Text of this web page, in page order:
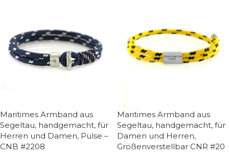
Maritimes Armband aus
Segeltau, handgemacht, für
Herren und Damen, Pulse –
CNB #2208
Maritimes Armband aus
Segeltau, handgemacht, für
Damen und Herren,
Größenverstellbar CNR #20